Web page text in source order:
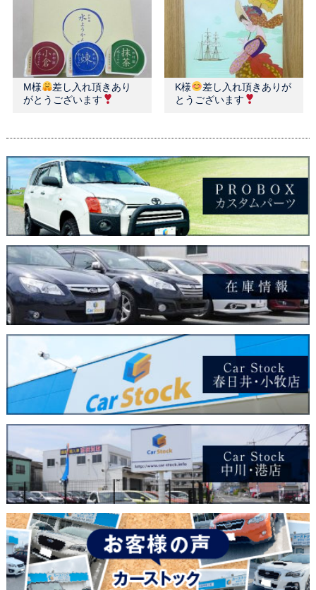
M様
差し入れ頂きあり
がとうございます
K様
差し入れ頂きありが
とうございます